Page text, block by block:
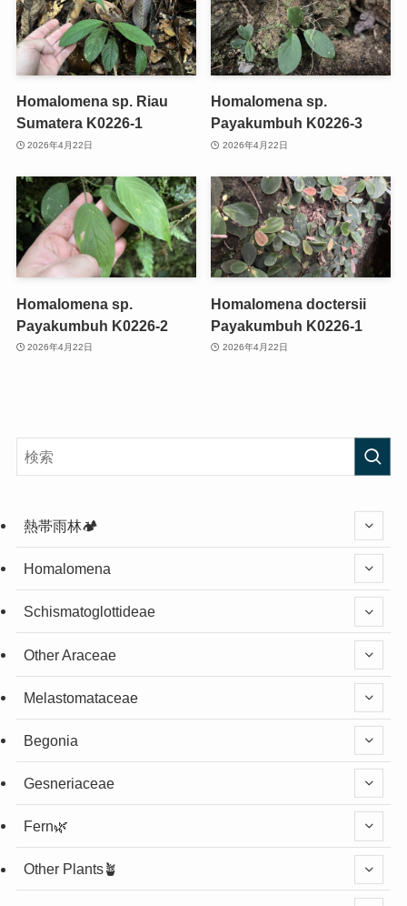
Homalomena sp. Riau
Sumatera K0226-1
2026年4月22日
Homalomena sp.
Payakumbuh K0226-3
2026年4月22日
Homalomena sp.
Payakumbuh K0226-2
2026年4月22日
Homalomena doctersii
Payakumbuh K0226-1
2026年4月22日
熱帯雨林🏕️
Homalomena
Schismatoglottideae
Other Araceae
Melastomataceae
Begonia
Gesneriaceae
Fern🌿
Other Plants🪴